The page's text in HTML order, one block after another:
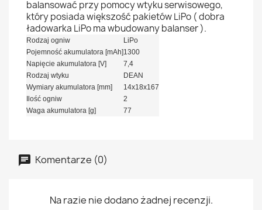
balansować przy pomocy wtyku serwisowego,
który posiada większość pakietów LiPo ( dobra
ładowarka LiPo ma wbudowany balanser ).
Rodzaj ogniw
LiPo
Pojemność akumulatora [mAh]1300
Napięcie akumulatora [V]
7,4
Rodzaj wtyku
DEAN
Wymiary akumulatora [mm]
14x18x167
Ilość ogniw
2
Waga akumulatora [g]
77
Komentarze (0)
Na razie nie dodano żadnej recenzji.